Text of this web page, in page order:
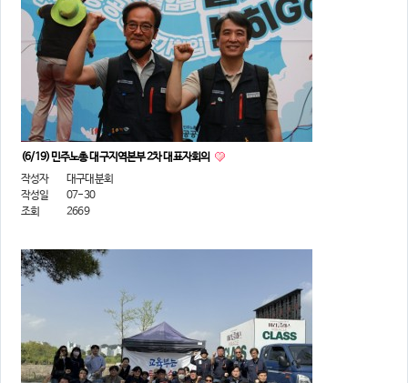
(6/19) 민주노총 대구지역본부 2차 대표자회의
작성자
대구대분회
작성일
07-30
조회
2669